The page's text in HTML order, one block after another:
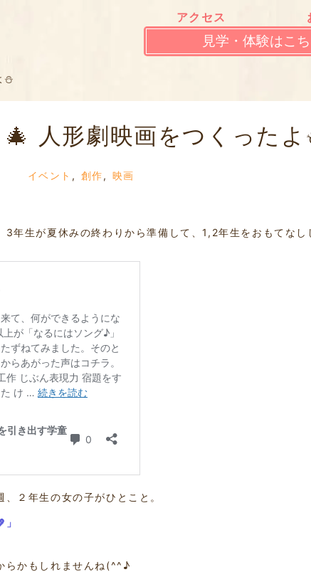
アクセス
見学・体験はこ
人形劇映画をつくったよ
イベント , 創作, 映画
年生が夏休みの終わりから準備して、1,2年生をおもてなし
２年生の女の子がひとこと。
らかもしれませんね(^^♪